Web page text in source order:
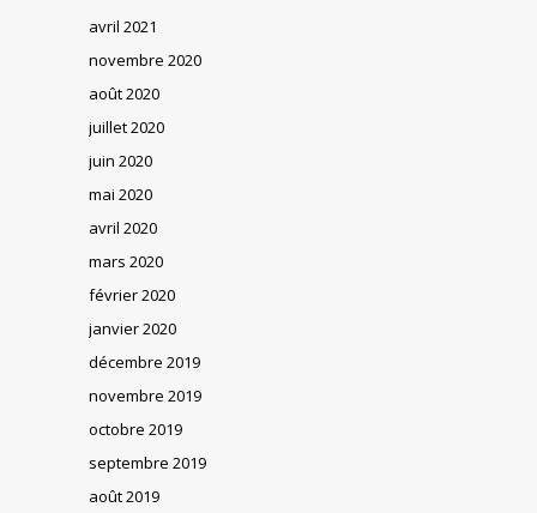
avril 2021
novembre 2020
août 2020
juillet 2020
juin 2020
mai 2020
avril 2020
mars 2020
février 2020
janvier 2020
décembre 2019
novembre 2019
octobre 2019
septembre 2019
août 2019